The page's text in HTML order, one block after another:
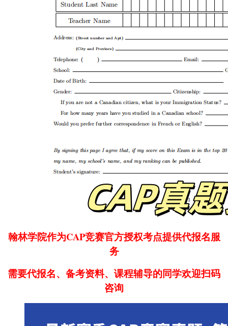
翰林学院作为CAP竞赛官方授权考点提供代报名服
务
需要代报名、备考资料、课程辅导的同学欢迎扫码
咨询